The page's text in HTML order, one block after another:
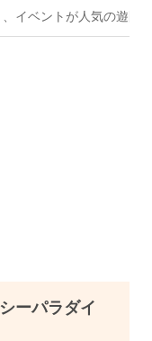
イベントが人気の遊園
ーパラダイ